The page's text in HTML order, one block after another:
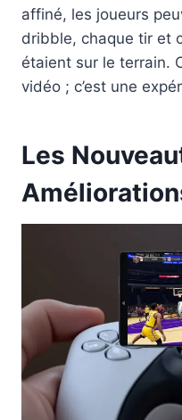
affiné, les joueurs
dribble, chaque tir et
étaient sur le terrain.
vidéo ; c’est une
Les